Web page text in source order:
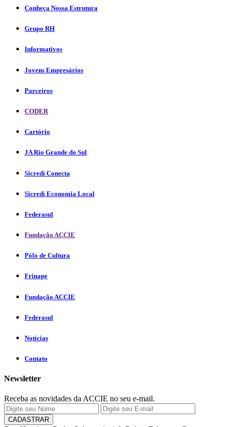
Conheça Nossa Estrutura
Grupo RH
Informativos
Jovens Empresários
Parceiros
CODER
Cartório
JA Rio Grande do Sul
Sicredi Conecta
Sicredi Economia Local
Federasul
Fundação ACCIE
Pólo de Cultura
Frinape
Fundação ACCIE
Federasul
Notícias
Contato
Newsletter
Receba as novidades da ACCIE no seu e-mail.